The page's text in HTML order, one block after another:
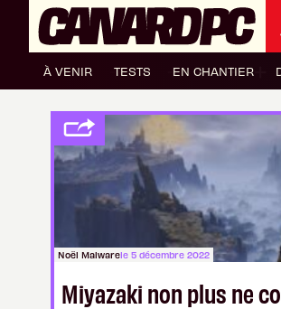
À VENIR TESTS EN CHANTIER
Noël Malwarele 5 décembre 2022
Miyazaki non plus ne